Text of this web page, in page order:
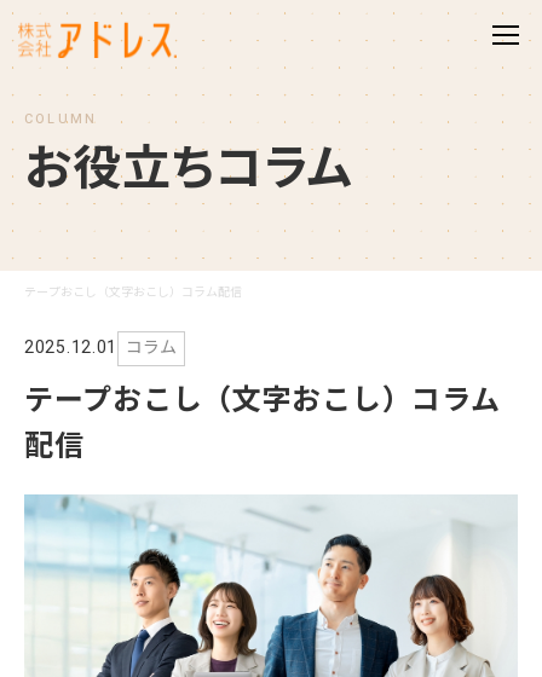
テープおこし（文字おこし）コラム配信
COLUMN
お役立ちコラム
2025.12.01 コラム
テープおこし（文字おこし）コラム
配信